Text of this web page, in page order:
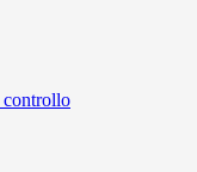
controllo